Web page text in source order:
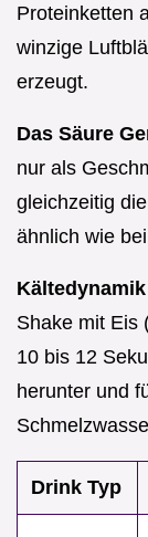
Proteinketten
winzige
erzeugt.
Das Säure
nur als
gleichzeitig
ähnlich wie
Shake mit Eis
10 bis 12
herunter und
Drink Typ